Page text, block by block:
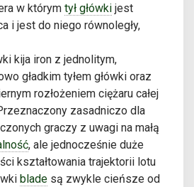
w którym tył główki jest
i jest do niego równoległy,
kija iron z jednolitym,
gładkim tyłem główki oraz
rozłożeniem ciężaru całej
zasadniczo dla
graczy z uwagi na małą
, ale jednocześnie duże
kształtowania trajektorii lotu
blade są zwykle cieńsze od